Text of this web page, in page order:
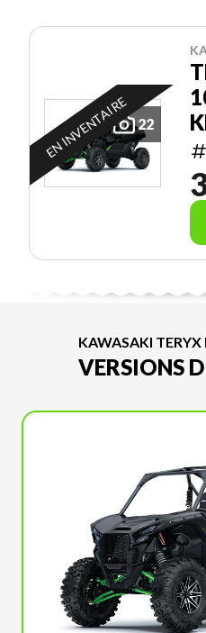
22
EN INVENTAIRE
KAWASAKI
VERSIONS